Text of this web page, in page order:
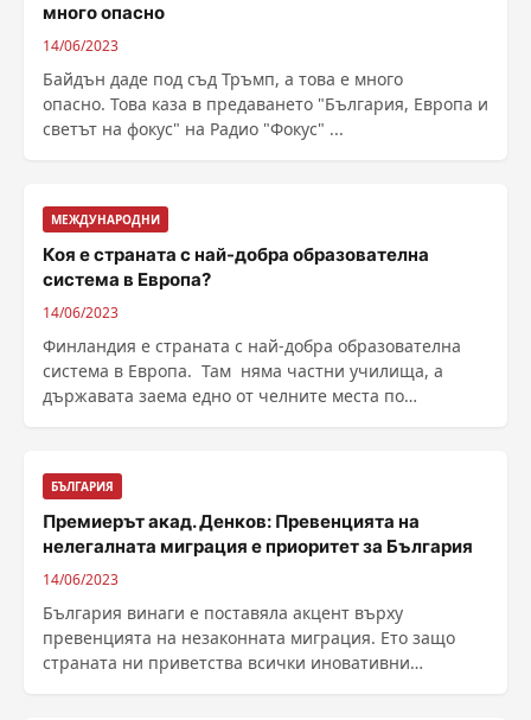
много опасно
14/06/2023
Байдън даде под съд Тръмп, а това е много
опасно. Това каза в предаването "България, Европа и
светът на фокус" на Радио "Фокус" ...
МЕЖДУНАРОДНИ
Коя е страната с най-добра образователна
система в Европа?
14/06/2023
Финландия е страната с най-добра образователна
система в Европа. Там няма частни училища, а
държавата заема едно от челните места по
БЪЛГАРИЯ
Премиерът акад. Денков: Превенцията на
нелегалната миграция е приоритет за България
14/06/2023
България винаги е поставяла акцент върху
превенцията на незаконната миграция. Ето защо
страната ни приветства всички иновативни